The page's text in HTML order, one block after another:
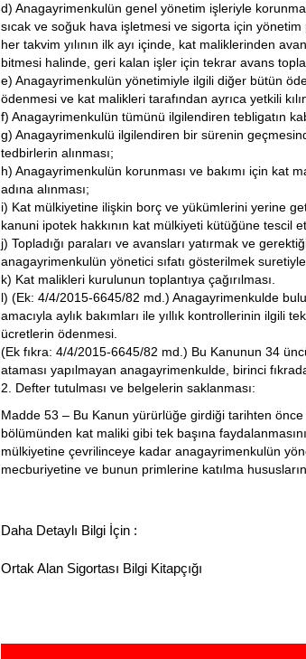
d) Anagayrimenkulün genel yönetim işleriyle
sıcak ve soğuk hava işletmesi ve sigorta için
her takvim yılının ilk ayı içinde, kat maliklerinden
bitmesi halinde, geri kalan işler için tekrar avans
e) Anagayrimenkulün yönetimiyle ilgili diğer bütün
ödenmesi ve kat malikleri tarafından ayrıca yetkili
f) Anagayrimenkulün tümünü ilgilendiren tebligatın
g) Anagayrimenkulü ilgilendiren bir sürenin
tedbirlerin alınması;
h) Anagayrimenkulün korunması ve bakımı için kat
adına alınması;
i) Kat mülkiyetine ilişkin borç ve yükümlerini yerine
kanuni ipotek hakkının kat mülkiyeti kütüğüne tescil
j) Topladığı paraları ve avansları yatırmak ve
anagayrimenkulün yönetici sıfatı gösterilmek
k) Kat malikleri kurulunun toplantıya çağırılması.
l) (Ek: 4/4/2015-6645/82 md.) Anagayrimenkulde
amacıyla aylık bakımları ile yıllık kontrollerinin ilgili
ücretlerin ödenmesi.
(Ek fıkra: 4/4/2015-6645/82 md.) Bu Kanunun 34
ataması yapılmayan anagayrimenkulde, birinci
2. Defter tutulması ve belgelerin saklanması:
Madde 53 – Bu Kanun yürürlüğe girdiği tarihten
bölümünden kat maliki gibi tek başına
mülkiyetine çevrilinceye kadar anagayrimenkulün
mecburiyetine ve bunun primlerine katılma
Daha Detaylı Bilgi İçin :
Ortak Alan Sigortası Bilgi Kitapçığı